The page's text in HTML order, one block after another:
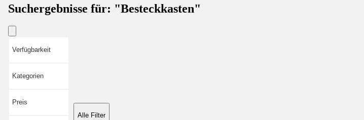
Suchergebnisse für: "Besteckkasten"
Verfügbarkeit
Kategorien
Preis
Alle Filter